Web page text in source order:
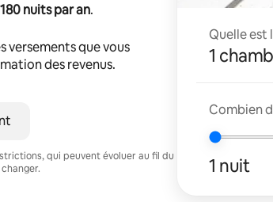
180 nuits par an.
versements que vous
des revenus.
qui peuvent évoluer au fil du
Quelle est
1
Combien
1 nuit